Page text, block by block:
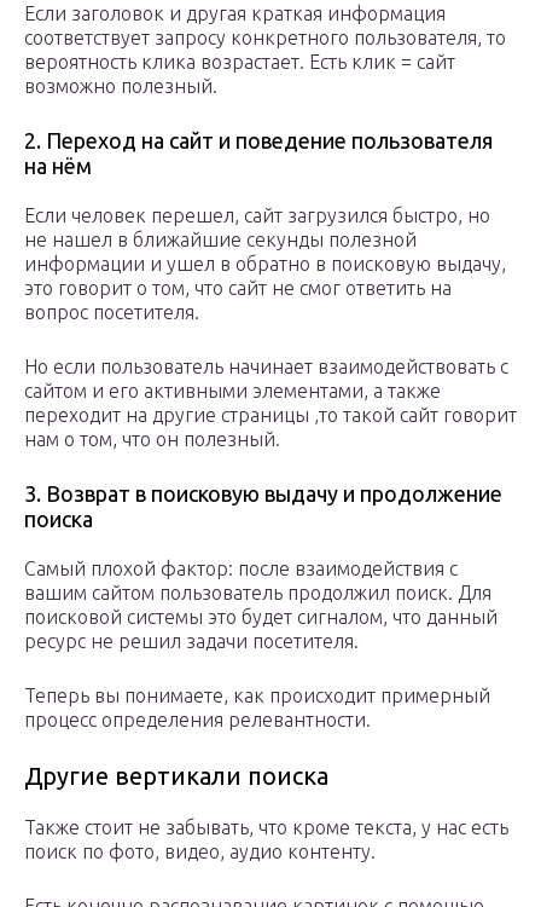
Если заголовок и другая краткая информация
соответствует запросу конкретного пользователя, то
вероятность клика возрастает. Есть клик = сайт
возможно полезный.
2. Переход на сайт и поведение пользователя
на нём
Если человек перешел, сайт загрузился быстро, но
не нашел в ближайшие секунды полезной
информации и ушел в обратно в поисковую выдачу,
это говорит о том, что сайт не смог ответить на
вопрос посетителя.
Но если пользователь начинает взаимодействовать с
сайтом и его активными элементами, а также
переходит на другие страницы ,то такой сайт говорит
нам о том, что он полезный.
3. Возврат в поисковую выдачу и продолжение
поиска
Самый плохой фактор: после взаимодействия с
вашим сайтом пользователь продолжил поиск. Для
поисковой системы это будет сигналом, что данный
ресурс не решил задачи посетителя.
Теперь вы понимаете, как происходит примерный
процесс определения релевантности.
Другие вертикали поиска
Также стоит не забывать, что кроме текста, у нас есть
поиск по фото, видео, аудио контенту.